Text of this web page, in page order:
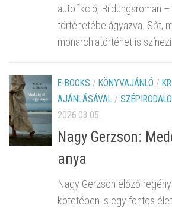
autofikció, Bildungsroman
történetébe ágyazva. Sőt,
monarchiatörténet is színezi.
E-BOOKS / KÖNYVAJÁNLÓ /
AJÁNLÁSÁVAL /
2026.03.05.
Nagy Gerzson:
anya
Nagy Gerzson előző
kötetében is egy fontos